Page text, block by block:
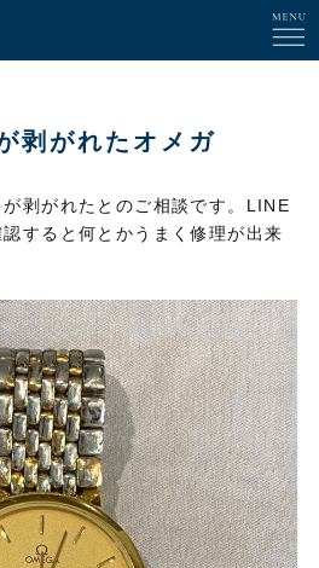
剥がれたオメガ
剥がれたとのご相談です。LINE
すると何とかうまく修理が出来